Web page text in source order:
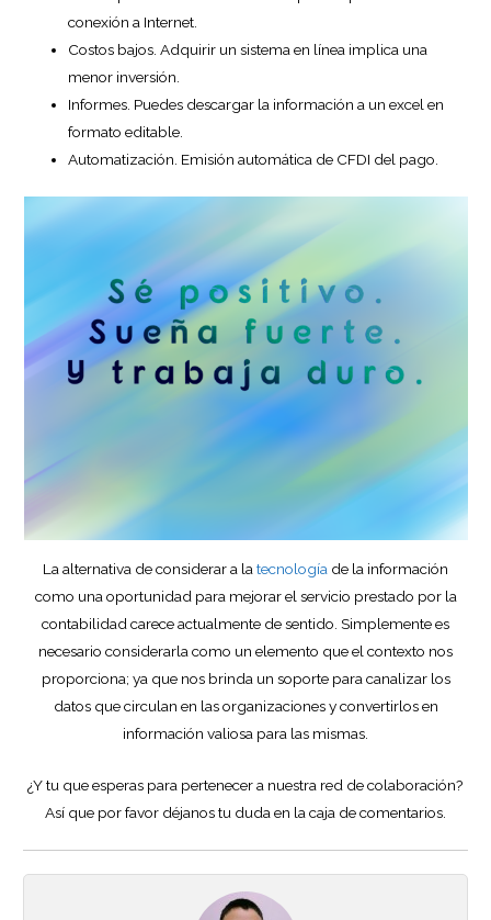
conexión a Internet.
Costos bajos. Adquirir un sistema en línea implica una
menor inversión.
Informes. Puedes descargar la información a un excel en
formato editable.
Automatización. Emisión automática de CFDI del pago.
La alternativa de considerar a la tecnología de la información
como una oportunidad para mejorar el servicio prestado por la
contabilidad carece actualmente de sentido. Simplemente es
necesario considerarla como un elemento que el contexto nos
proporciona; ya que nos brinda un soporte para canalizar los
datos que circulan en las organizaciones y convertirlos en
información valiosa para las mismas.
¿Y tu que esperas para pertenecer a nuestra red de colaboración?
Así que por favor déjanos tu duda en la caja de comentarios.